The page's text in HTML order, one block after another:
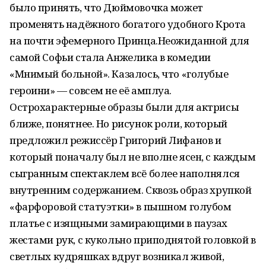
было принять, что Дюймовочка может
променять надёжного богатого удобного Крота
на почти эфемерного Принца.Неожиданной для
самой Софьи стала Анжелика в комедии
«Мнимый больной». Казалось, что «голубые
героини» — совсем не её амплуа.
Острохарактерные образы были для актрисы
ближе, понятнее. Но рисунок роли, который
предложил режиссёр Григорий Лифанов и
который поначалу был не вполне ясен, с каждым
сыгранным спектаклем всё более наполнялся
внутренним содержанием. Сквозь образ хрупкой
«фарфоровой статуэтки» в пышном голубом
платье с изящными замирающими в паузах
жестами рук, с кукольно приподнятой головкой в
светлых кудряшках вдруг возникал живой,